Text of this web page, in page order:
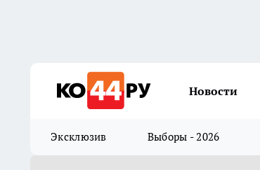
Новости
Эксклюзив Выборы - 2026